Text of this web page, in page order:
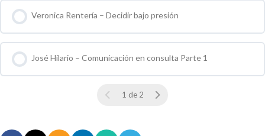
Veronica Rentería – Decidir bajo presión
0 % COMPLETO 0 / 0 pasos
José Hilario – Comunicación en consulta Parte 1
0 % COMPLETO 0 / 0 pasos
1 de 2